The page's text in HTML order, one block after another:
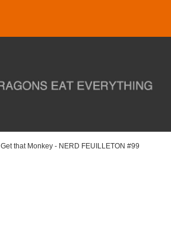
Get that Monkey - NERD FEUILLETON #99